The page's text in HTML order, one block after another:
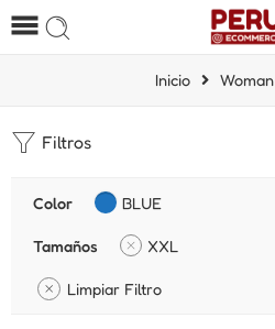
Inicio Woman
Filtros
Color BLUE
Tamaños XXL
Limpiar Filtro